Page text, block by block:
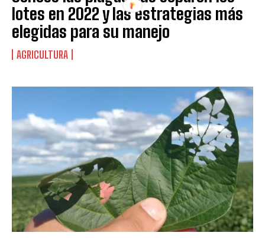
lotes en 2022 y las estrategias más
elegidas para su manejo
AGRICULTURA